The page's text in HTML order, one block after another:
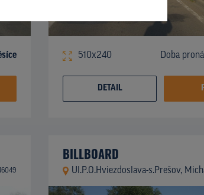
510x240 Doba
DETAIL
BILLBOARD
Ul.P.O.Hviezdoslava-s.Prešov,